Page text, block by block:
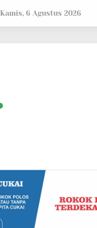
Kamis, 6 Agustus 2026